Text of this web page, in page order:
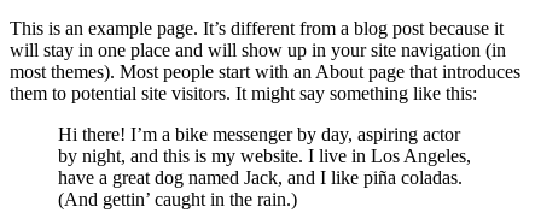
This is an example page. It’s different from a blog post because it
will stay in one place and will show up in your site navigation (in
most themes). Most people start with an About page that introduces
them to potential site visitors. It might say something like this:
Hi there! I’m a bike messenger by day, aspiring actor
by night, and this is my website. I live in Los Angeles,
have a great dog named Jack, and I like piña coladas.
(And gettin’ caught in the rain.)